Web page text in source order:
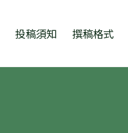
投稿須知 撰稿格式